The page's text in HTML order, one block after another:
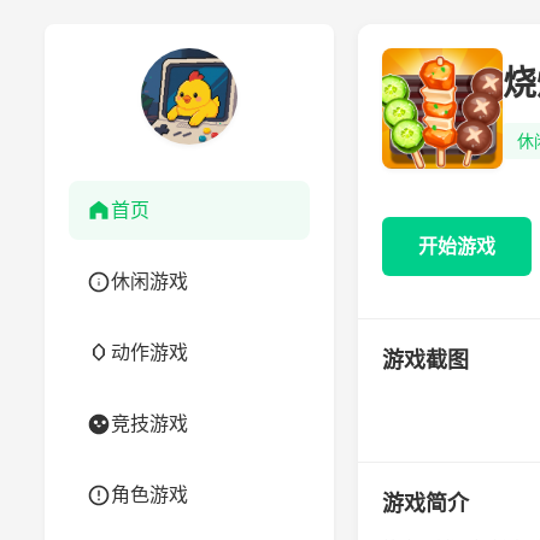
首页
休闲游戏
动作游戏
竞技游戏
角色游戏
休
开始游戏
游戏截图
游戏简介